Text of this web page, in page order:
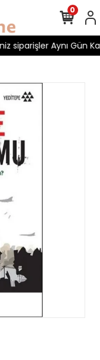
Aynı Gün
0